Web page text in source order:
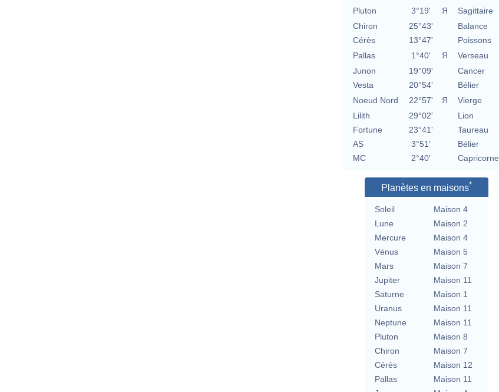
Pluton
3°19' Я
Sagittaire
Chiron
25°43'
Balance
Cérès
13°47'
Poissons
Pallas
1°40' Я
Verseau
Junon
19°09'
Cancer
Vesta
20°54'
Bélier
Noeud Nord
22°57' Я
Vierge
Lilith
29°02'
Lion
Fortune
23°41'
Taureau
AS
3°51'
Bélier
MC
2°40' Capricorne
Planètes en maisons*
Soleil
Maison 4
Lune
Maison 2
Mercure
Maison 4
Vénus
Maison 5
Mars
Maison 7
Jupiter
Maison 11
Saturne
Maison 1
Uranus
Maison 11
Neptune
Maison 11
Pluton
Maison 8
Chiron
Maison 7
Cérès
Maison 12
Pallas
Maison 11